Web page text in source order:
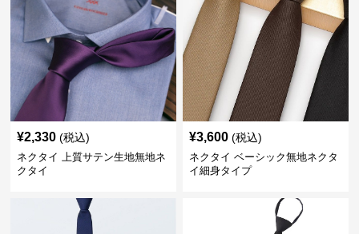
¥2,330 (税込)
ネクタイ 上質サテン生地無地ネ
クタイ
¥3,600 (税込)
ネクタイ ベーシック無地ネクタ
イ細身タイプ